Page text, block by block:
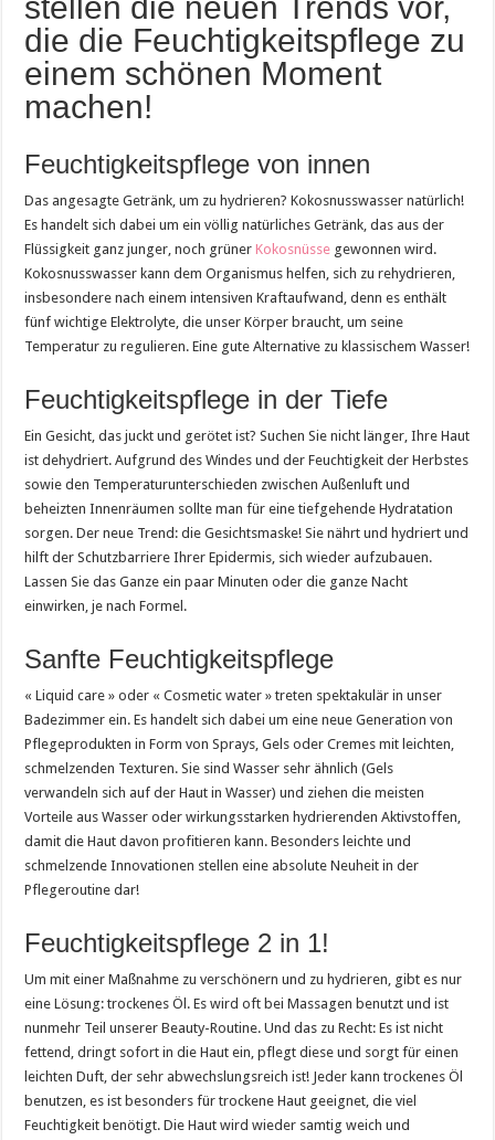
die die Feuchtigkeitspflege zu
einem schönen Moment
machen!
Feuchtigkeitspflege von innen
Das angesagte Getränk, um zu hydrieren? Kokosnusswasser natürlich!
Es handelt sich dabei um ein völlig natürliches Getränk, das aus der
Flüssigkeit ganz junger, noch grünerKokosnüsse gewonnen wird.
Kokosnusswasser kann dem Organismus helfen, sich zu rehydrieren,
insbesondere nach einem intensiven Kraftaufwand, denn es enthält
fünf wichtige Elektrolyte, die unser Körper braucht, um seine
Temperatur zu regulieren. Eine gute Alternative zu klassischem Wasser!
Feuchtigkeitspflege in der Tiefe
Ein Gesicht, das juckt und gerötet ist? Suchen Sie nicht länger, Ihre Haut
ist dehydriert. Aufgrund des Windes und der Feuchtigkeit der Herbstes
sowie den Temperaturunterschieden zwischen Außenluft und
beheizten Innenräumen sollte man für eine tiefgehende Hydratation
sorgen. Der neue Trend: die Gesichtsmaske! Sie nährt und hydriert und
hilft der Schutzbarriere Ihrer Epidermis, sich wieder aufzubauen.
Lassen Sie das Ganze ein paar Minuten oder die ganze Nacht
einwirken, je nach Formel.
Sanfte Feuchtigkeitspflege
« Liquid care » oder « Cosmetic water » treten spektakulär in unser
Badezimmer ein. Es handelt sich dabei um eine neue Generation von
Pflegeprodukten in Form von Sprays, Gels oder Cremes mit leichten,
schmelzenden Texturen. Sie sind Wasser sehr ähnlich (Gels
verwandeln sich auf der Haut in Wasser) und ziehen die meisten
Vorteile aus Wasser oder wirkungsstarken hydrierenden Aktivstoffen,
damit die Haut davon profitieren kann. Besonders leichte und
schmelzende Innovationen stellen eine absolute Neuheit in der
Pflegeroutine dar!
Feuchtigkeitspflege 2 in 1!
Um mit einer Maßnahme zu verschönern und zu hydrieren, gibt es nur
eine Lösung: trockenes Öl. Es wird oft bei Massagen benutzt und ist
nunmehr Teil unserer Beauty-Routine. Und das zu Recht: Es ist nicht
fettend, dringt sofort in die Haut ein, pflegt diese und sorgt für einen
leichten Duft, der sehr abwechslungsreich ist! Jeder kann trockenes Öl
benutzen, es ist besonders für trockene Haut geeignet, die viel
Feuchtigkeit benötigt. Die Haut wird wieder samtig weich und